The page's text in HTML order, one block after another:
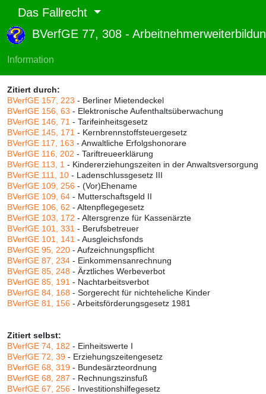
Das Fallrecht
BVerfGE 77, 308 -
Information
Abruf und Rang:
RTF-Version
Zitiert durch:
BVerfGE 157, 223 - Berliner Mietendeckel
BVerfGE 156, 63 - Elektronische Aufenthaltsüberwachung
BVerfGE 146, 71 - Tarifeinheitsgesetz
BVerfGE 145, 171 - Kernbrennstoffsteuergesetz
BVerfGE 117, 163 - Anwaltliche Erfolgshonorare
BVerfGE 116, 202 - Tariftreueerklärung
BVerfGE 113, 1 - Kindererziehungszeiten in der Anwaltsversorgung
BVerfGE 111, 10 - Ladenschlussgesetz III
BVerfGE 109, 256 - (Vor)Ehename
BVerfGE 109, 64 - Mutterschaftsgeld II
BVerfGE 106, 62 - Altenpflegegesetz
BVerfGE 103, 172 - Altersgrenze für Kassenärzte
BVerfGE 101, 331 - Berufsbetreuer
BVerfGE 101, 141 - Ausgleichsfonds
BVerfGE 95, 220 - Aufzeichnungspflicht
BVerfGE 87, 234 - Einkommensanrechnung
BVerfGE 85, 248 - Ärztliches Werbeverbot
BVerfGE 85, 191 - Nachtarbeitsverbot
BVerfGE 84, 168 - Sorgerecht für nichteheliche Kinder
BVerfGE 81, 156 - Arbeitsförderungsgesetz 1981
Zitiert selbst:
BVerfGE 74, 182 - Einheitswerte I
BVerfGE 72, 39 - Erziehungszeitengesetz
BVerfGE 68, 319 - Bundesärzteordnung
BVerfGE 68, 287 - Rechnungszinsfuß
BVerfGE 67, 256 - Investitionshilfegesetz